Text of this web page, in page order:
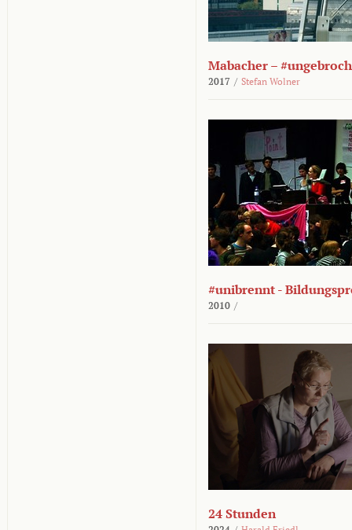
Mabacher –
2017 / Stefan Wolner
#unibrennt -
2010 /
24 Stunden